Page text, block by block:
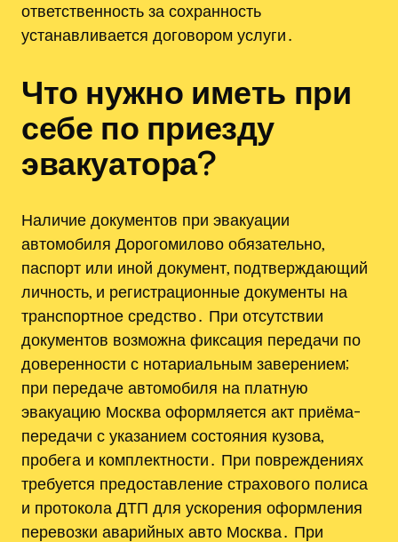
ответственность за сохранность
устанавливается договором услуги․
Что нужно иметь при
себе по приезду
эвакуатора?
Наличие документов при эвакуации
автомобиля Дорогомилово обязательно,
паспорт или иной документ, подтверждающий
личность, и регистрационные документы на
транспортное средство․ При отсутствии
документов возможна фиксация передачи по
доверенности с нотариальным заверением;
при передаче автомобиля на платную
эвакуацию Москва оформляется акт приёма-
передачи с указанием состояния кузова,
пробега и комплектности․ При повреждениях
требуется предоставление страхового полиса
и протокола ДТП для ускорения оформления
перевозки аварийных авто Москва․ При